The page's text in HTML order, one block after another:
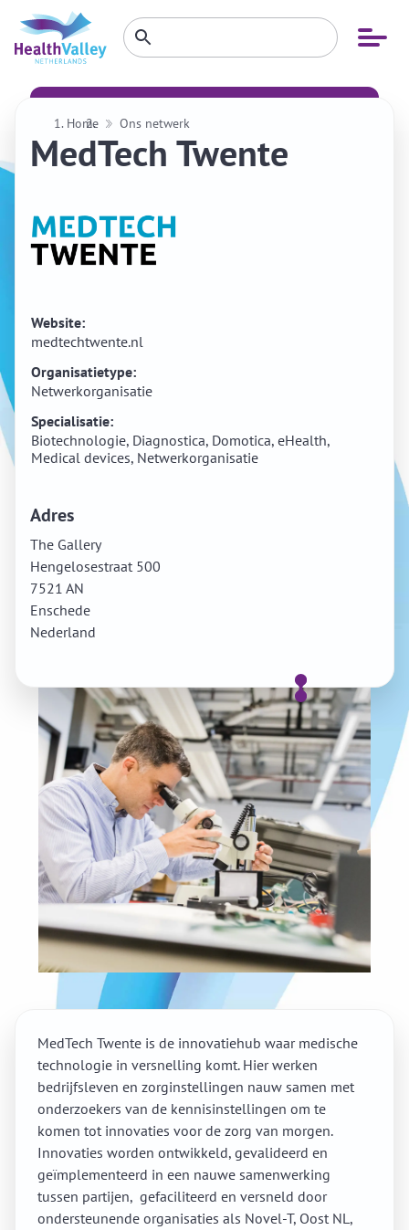
Open
menu
Zoeken
binnenZoeken
Home Ons netwerk
MedTech Twente
Website:
medtechtwente.nl
Organisatietype:
Netwerkorganisatie
Specialisatie:
Biotechnologie, Diagnostica, Domotica, eHealth,
Medical devices, Netwerkorganisatie
Adres
The Gallery
Hengelosestraat 500
7521 AN
Enschede
Nederland
MedTech Twente is de innovatiehub waar medische
technologie in versnelling komt. Hier werken
bedrijfsleven en zorginstellingen nauw samen met
onderzoekers van de kennisinstellingen om te
komen tot innovaties voor de zorg van morgen.
Innovaties worden ontwikkeld, gevalideerd en
geïmplementeerd in een nauwe samenwerking
tussen partijen, gefaciliteerd en versneld door
ondersteunende organisaties als Novel-T, Oost NL,